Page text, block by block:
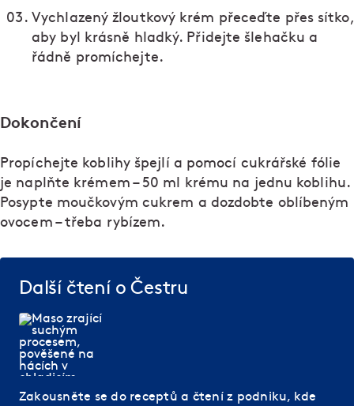
Vychlazený žloutkový krém přeceďte přes sítko,
aby byl krásně hladký. Přidejte šlehačku a
řádně promíchejte.
Dokončení
Propíchejte koblihy špejlí a pomocí cukrářské fólie
je naplňte krémem – 50 ml krému na jednu koblihu.
Posypte moučkovým cukrem a dozdobte oblíbeným
ovocem – třeba rybízem.
Další čtení o Čestru
Zakousněte se do receptů a čtení z podniku, kde